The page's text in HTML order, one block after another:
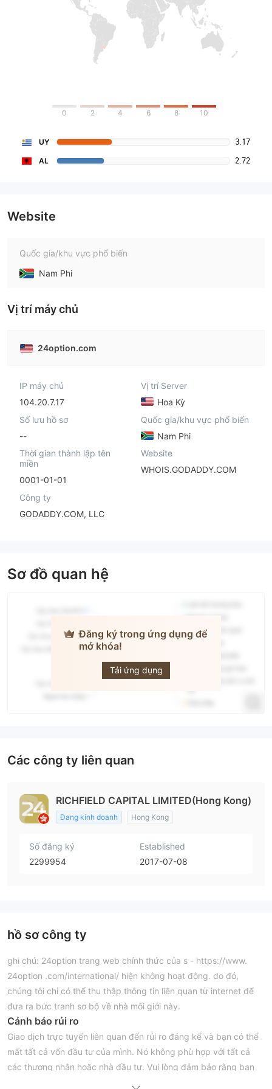
0 2 4 6 8 10
UY 3.17
AL 2.72
Website
Quốc gia/khu vực phổ biến
Nam Phi
Vị trí máy chủ
24option.com
IP máy chủ
104.20.7.17
Vị trí Server
Hoa Kỳ
Số lưu hồ sơ
--
Quốc gia/khu vực phổ biến
Nam Phi
Thời gian thành lập tên
miền
0001-01-01
Website
WHOIS.GODADDY.COM
Công ty
GODADDY.COM, LLC
Sơ đồ quan hệ
Đăng ký trong ứng dụng để
mở khóa!
Tải ứng dụng
Các công ty liên quan
RICHFIELD CAPITAL LIMITED(Hong Kong)
Đang kinh doanh Hong Kong
Số đăng ký
2299954
Established
2017-07-08
hồ sơ công ty
ghi chú: 24option trang web chính thức của s - https://www.
24option .com/international/ hiện không hoạt động. do đó,
chúng tôi chỉ có thể thu thập thông tin liên quan từ internet để
đưa ra bức tranh sơ bộ về nhà môi giới này.
Cảnh báo rủi ro
Giao dịch trực tuyến liên quan đến rủi ro đáng kể và bạn có thể
mất tất cả vốn đầu tư của mình. Nó không phù hợp với tất cả
các thương nhân hoặc nhà đầu tư. Vui lòng đảm bảo rằng bạn